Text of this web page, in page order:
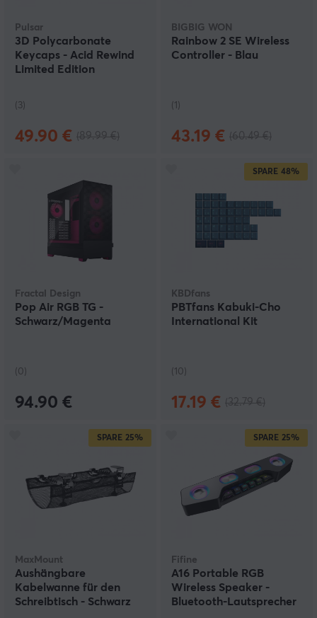
Pulsar
3D Polycarbonate
Keycaps - Acid Rewind
Limited Edition
(3)
49.90 €
BIGBIG WON
Rainbow 2 SE Wireless
Controller - Blau
(1)
43.19 €
Fractal Design
Pop Air RGB TG -
Schwarz/Magenta
(0)
94.90 €
SPARE 48%
KBDfans
PBTfans Kabuki-Cho
International Kit
(10)
17.19 €
SPARE 25%
MaxMount
Aushängbare
Kabelwanne für den
Schreibtisch - Schwarz
SPARE 25%
Fifine
A16 Portable RGB
Wireless Speaker -
Bluetooth-Lautsprecher